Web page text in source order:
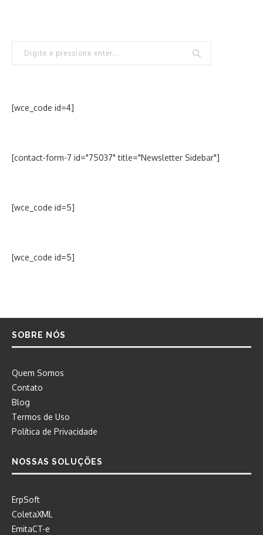
[wce_code id=4]
[contact-form-7 id="75037" title="Newsletter Sidebar"]
[wce_code id=5]
[wce_code id=5]
SOBRE NÓS
Quem Somos
Contato
Blog
Termos de Uso
Política de Privacidade
NOSSAS SOLUÇÕES
ErpSoft
ColetaXML
EmitaCT-e